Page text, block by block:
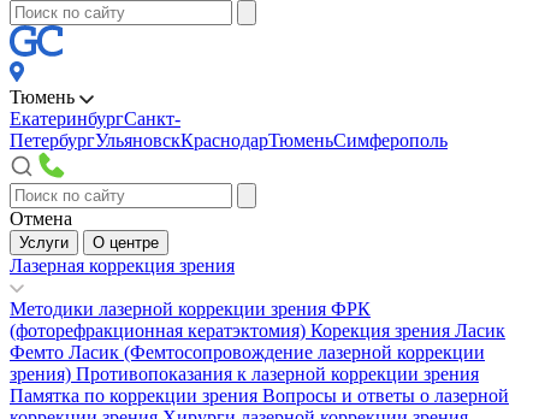
Тюмень
ЕкатеринбургСанкт-
ПетербургУльяновскКраснодарТюменьСимферополь
Отмена
Услуги О центре
Лазерная коррекция зрения
Методики лазерной коррекции зрения ФРК
(фоторефракционная кератэктомия) Корекция зрения Ласик
Фемто Ласик (Фемтосопровождение лазерной коррекции
зрения) Противопоказания к лазерной коррекции зрения
Памятка по коррекции зрения Вопросы и ответы о лазерной